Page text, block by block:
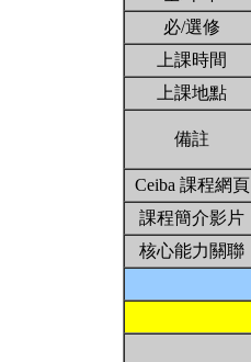
必/選修
上課時間
上課地點
備註
Ceiba 課程網頁
課程簡介影片
核心能力關聯